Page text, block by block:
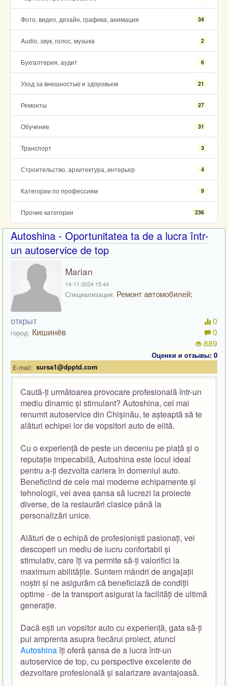
Фото, видео, дизайн, графика, анимация 34
Audio, звук, голос, музыка 2
Бухгалтерия, аудит 6
Уход за внешностью и здоровьем 21
Ремонты 27
Обучение 31
Транспорт 3
Строительство, архитектура, интерьер 4
Категории по профессиям 9
Прочие категории 236
Autoshina - Oportunitatea ta de a lucra într-
un autoservice de top
Marian
14-11-2024 15:44
Специализация: Ремонт автомобилей;
открыт
город: Кишинёв
0
0
889
Оценки и отзывы: 0
E-mail: sursa1@dpptd.com
Caută-ți următoarea provocare profesională într-un
mediu dinamic și stimulant? Autoshina, cel mai
renumit autoservice din Chișinău, te așteaptă să te
alături echipei lor de vopsitori auto de elită.
Cu o experiență de peste un deceniu pe piață și o
reputație impecabilă, Autoshina este locul ideal
pentru a-ți dezvolta cariera în domeniul auto.
Beneficiind de cele mai moderne echipamente și
tehnologii, vei avea șansa să lucrezi la proiecte
diverse, de la restaurări clasice până la
personalizări unice.
Alături de o echipă de profesioniști pasionați, vei
descoperi un mediu de lucru confortabil și
stimulativ, care îți va permite să-ți valorifici la
maximum abilitățile. Suntem mândri de angajații
noștri și ne asigurăm că beneficiază de condiții
optime - de la transport asigurat la facilități de ultimă
generație.
Dacă ești un vopsitor auto cu experiență, gata să-ți
pui amprenta asupra fiecărui proiect, atunci
Autoshinaîți oferă șansa de a lucra într-un
autoservice de top, cu perspective excelente de
dezvoltare profesională și salarizare avantajoasă.